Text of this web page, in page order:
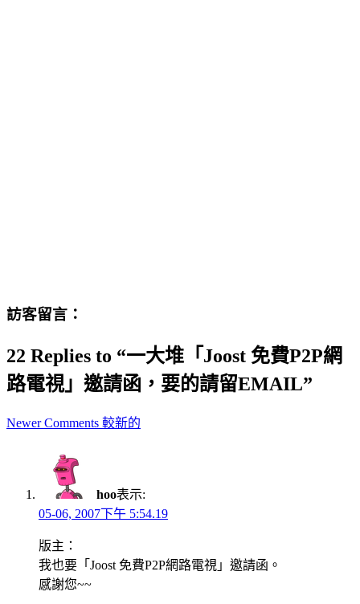
訪客留言：
22 Replies to “一大堆「Joost 免費P2P網
路電視」邀請函，要的請留EMAIL”
Comment
Newer Comments 較新的
hoo表示:
05-06, 2007下午 5:54.19
版主：
我也要「Joost 免費P2P網路電視」邀請函。
感謝您~~